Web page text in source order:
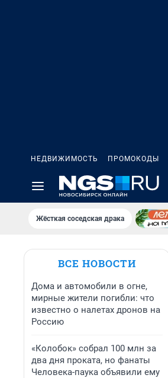
НЕДВИЖИМОСТЬ ПРОМОКОДЫ
Жёсткая соседская драка
ВСЕ НОВОСТИ
Дома и автомобили в огне,
мирные жители погибли: что
известно о налетах дронов на
Россию
«Колобок» собрал 100 млн за
два дня проката, но фанаты
Человека-паука объявили ему